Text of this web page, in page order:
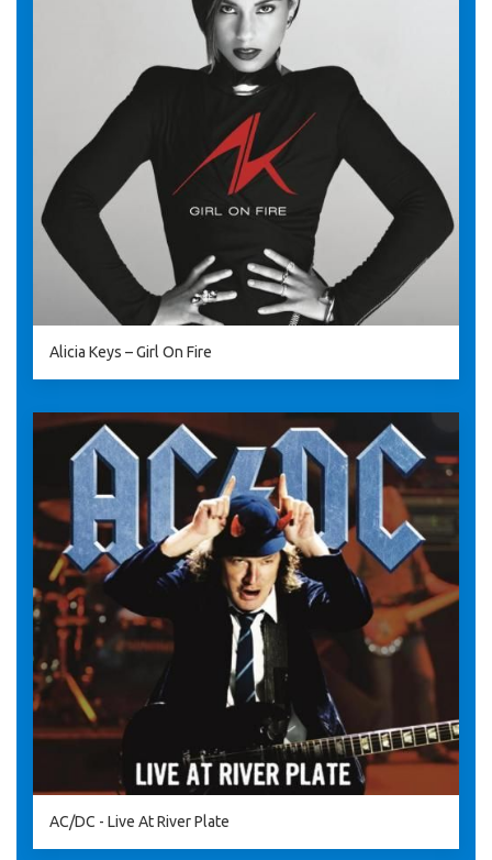
Alicia Keys – Girl On Fire
AC/DC - Live At River Plate